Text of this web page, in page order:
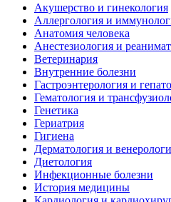
Акушерство и гинекология
Аллергология и
Анатомия человека
Анестезиология и
Ветеринария
Внутренние болезни
Гастроэнтерология и
Гематология и
Генетика
Гериатрия
Гигиена
Дерматология и
Диетология
Инфекционные болезни
История медицины